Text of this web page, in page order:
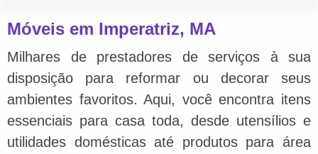
Móveis em Imperatriz, MA
Milhares de prestadores de serviços à sua
disposição para reformar ou decorar seus
ambientes favoritos. Aqui, você encontra itens
essenciais para casa toda, desde utensílios e
utilidades domésticas até produtos para área